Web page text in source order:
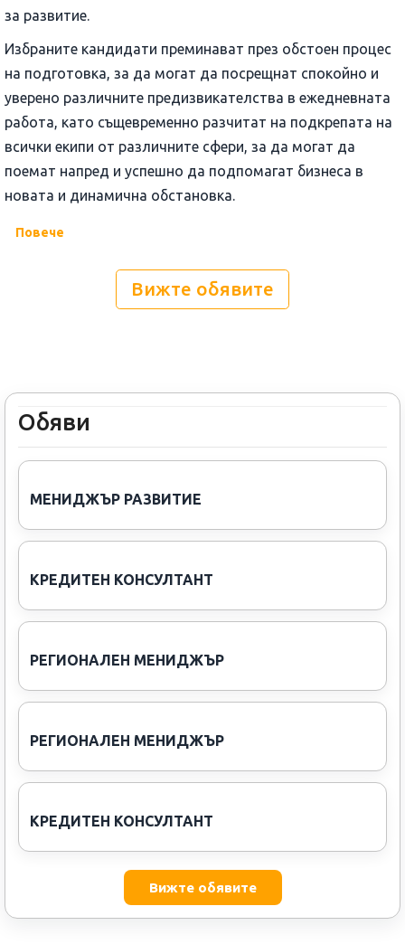
за развитие.
Избраните кандидати преминават през обстоен процес
на подготовка, за да могат да посрещнат спокойно и
уверено различните предизвикателства в ежедневната
работа, като същевременно разчитат на подкрепата на
всички екипи от различните сфери, за да могат да
поемат напред и успешно да подпомагат бизнеса в
новата и динамична обстановка.
Повече
Вижте обявите
Обяви
МЕНИДЖЪР РАЗВИТИЕ
КРЕДИТЕН КОНСУЛТАНТ
РЕГИОНАЛЕН МЕНИДЖЪР
РЕГИОНАЛЕН МЕНИДЖЪР
КРЕДИТЕН КОНСУЛТАНТ
Вижте обявите